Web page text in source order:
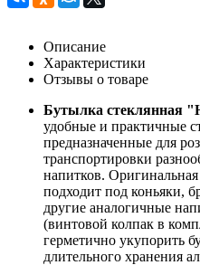
Описание
Характеристики
Отзывы о товаре
Бутылка стеклянная
удобные и практичные
предназначенные для
транспортировки
напитков.
подходит под коньяки,
другие аналогичные
(винтовой колпак в
герметично укупорить
длительного хранения